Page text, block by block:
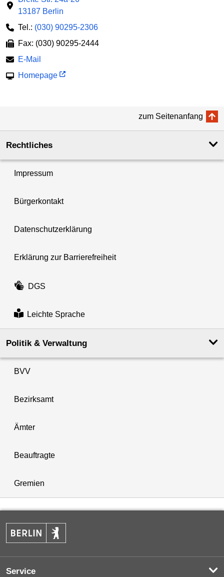
13187 Berlin
Tel.: (030) 90295-2306
Fax: (030) 90295-2444
E-Mail
Homepage
zum Seitenanfang
Rechtliches
Impressum
Bürgerkontakt
Datenschutzerklärung
Erklärung zur Barrierefreiheit
DGS
Leichte Sprache
Politik & Verwaltung
BVV
Bezirksamt
Ämter
Beauftragte
Gremien
Service